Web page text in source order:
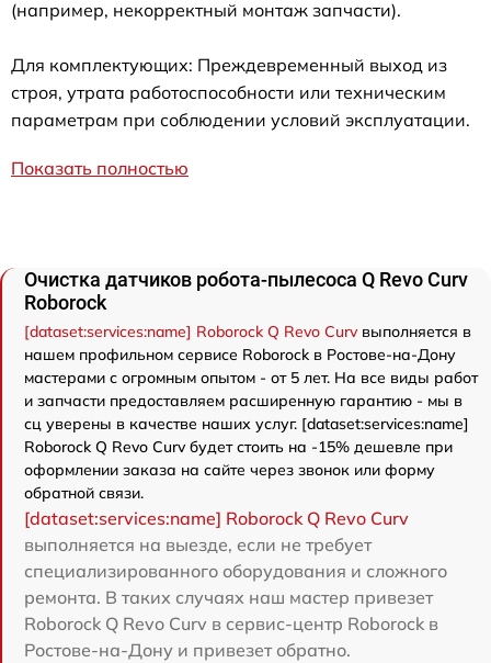
(например, некорректный монтаж запчасти).
Для комплектующих: Преждевременный выход из
строя, утрата работоспособности или техническим
параметрам при соблюдении условий эксплуатации.
Показать полностью
Очистка датчиков робота-пылесоса Q Revo Curv
Roborock
[dataset:services:name] Roborock Q Revo Curvвыполняется в
нашем профильном сервисе Roborock в Ростове-на-Дону
мастерами с огромным опытом - от 5 лет. На все виды работ
и запчасти предоставляем расширенную гарантию - мы в
сц уверены в качестве наших услуг. [dataset:services:name]
Roborock Q Revo Curv будет стоить на -15% дешевле при
оформлении заказа на сайте через звонок или форму
обратной связи.
[dataset:services:name] Roborock Q Revo Curv
выполняется на выезде, если не требует
специализированного оборудования и сложного
ремонта. В таких случаях наш мастер привезет
Roborock Q Revo Curv в сервис-центр Roborock в
Ростове-на-Дону и привезет обратно.